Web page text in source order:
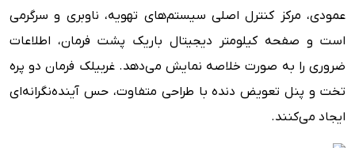
عمودی، مرکز کنترل اصلی سیستم‌های تهویه، ناوبری و سرگرمی
است و صفحه کیلومتر دیجیتال باریک پشت فرمان، اطلاعات
ضروری را به صورت خلاصه نمایش می‌دهد. غربیلک فرمان دو پره
تخت و پنل تعویض دنده با طراحی متفاوت، حس آینده‌نگرانه‌ای
ایجاد می‌کنند.